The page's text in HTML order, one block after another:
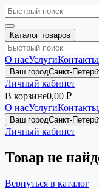
Каталог товаров
О насУслугиКонтакты
Ваш городСанкт-
Личный кабинет
В корзине0,00 ₽
О насУслугиКонтакты
Ваш городСанкт-
Личный кабинет
Товар не
Вернуться в каталог